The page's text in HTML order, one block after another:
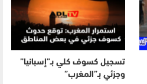
تسجيل كسوف كلي بـ”إسبانيا”
وجزئي بـ”المغرب”